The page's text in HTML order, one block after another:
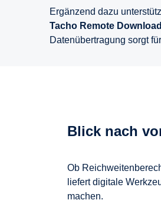
Ergänzend dazu
Tacho Remote
Datenübertragung sorgt
Blick nach
Ob
liefert digitale
machen.